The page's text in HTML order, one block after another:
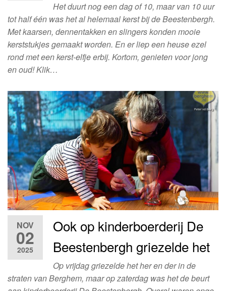
Het duurt nog een dag of 10, maar van 10 uur
tot half één was het al helemaal kerst bij de Beestenbergh.
Met kaarsen, dennentakken en slingers konden mooie
kerststukjes gemaakt worden. En er liep een heuse ezel
rond met een kerst-elfje erbij. Kortom, genieten voor jong
en oud! Klik…
NOV
02
2025
Ook op kinderboerderij De
Beestenbergh griezelde het
Op vrijdag griezelde het her en der in de
straten van Berghem, maar op zaterdag was het de beurt